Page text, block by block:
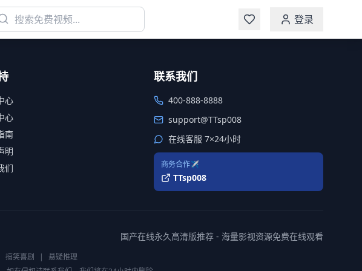
登录
心
心
南
明
们
联系我们
400-888-8888
support@TTsp008
在线客服 7×24小时
商务合作✈️
TTsp008
国产在线永久高清版推荐 - 海量影视资源免费在线观看
搞笑喜剧 |
悬疑推理